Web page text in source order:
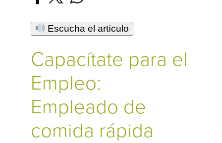
Escucha el artículo
Capacítate para el
Empleo:
Empleado de
comida rápida